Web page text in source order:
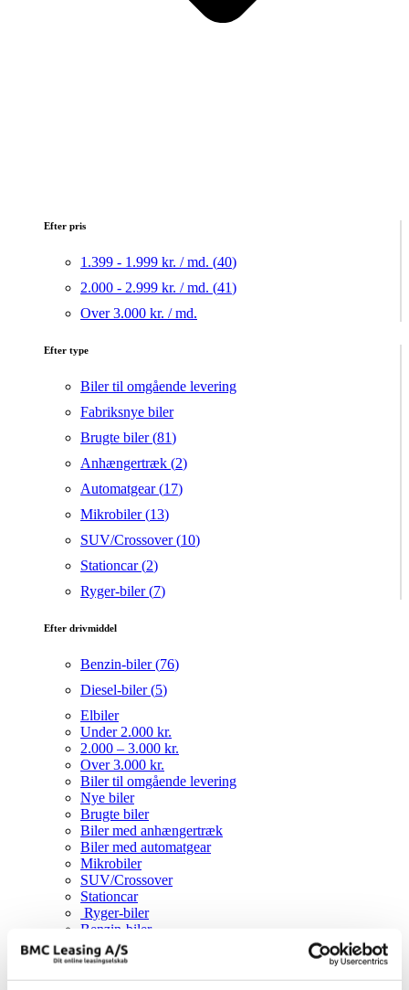
Efter pris
1.399 - 1.999 kr. / md. (40)
2.000 - 2.999 kr. / md. (41)
Over 3.000 kr. / md.
Efter type
Biler til omgående levering
Fabriksnye biler
Brugte biler (81)
Anhængertræk (2)
Automatgear (17)
Mikrobiler (13)
SUV/Crossover (10)
Stationcar (2)
Ryger-biler (7)
Efter drivmiddel
Benzin-biler (76)
Diesel-biler (5)
Elbiler
Under 2.000 kr.
2.000 – 3.000 kr.
Over 3.000 kr.
Biler til omgående levering
Nye biler
Brugte biler
Biler med anhængertræk
Biler med automatgear
Mikrobiler
SUV/Crossover
Stationcar
Ryger-biler
Benzin-biler
Diesel-biler
Elbil
Mærker